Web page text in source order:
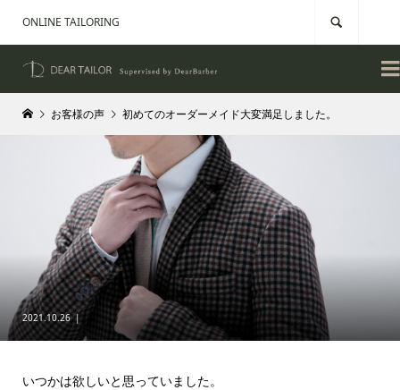
ONLINE TAILORING 

お客様の声 初めてのオーダーメイド大変満足しました。
2021.10.26
いつかは欲しいと思っていました。